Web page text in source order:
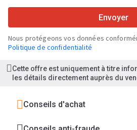
Envoyer
Nous protégeons vos données
Politique de confidentialité
Cette offre est uniquement à titre
les détails directement auprès du
Conseils d'achat